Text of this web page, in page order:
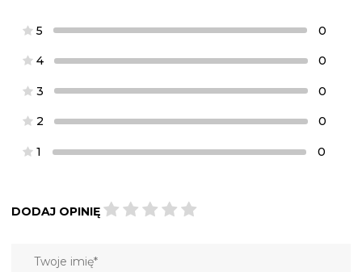
5 0
4 0
3 0
2 0
1 0
DODAJ OPINIĘ